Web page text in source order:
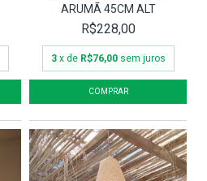
ARUMÃ 45CM ALT
R$228,00
3 x de R$76,00 sem juros